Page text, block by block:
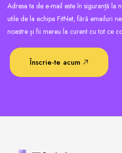
Adresa ta de e-mail este în siguranță la
utile de la echipa FitNet, fără emailuri
noastre și fii mereu la curent cu tot ce
Înscrie-te acum